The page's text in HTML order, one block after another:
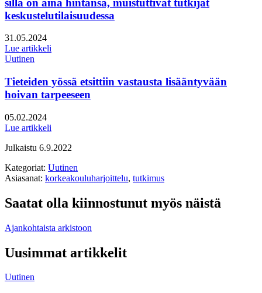
keskustelutilaisuudessa
Julkaistu:
31.05.2024
Lue artikkeli
Uutinen
Tieteiden yössä etsittiin vastausta lisääntyvään
hoivan tarpeeseen
Julkaistu:
05.02.2024
Lue artikkeli
Julkaistu 6.9.2022
Kategoriat: Uutinen
Asiasanat: korkeakouluharjoittelu, tutkimus
Saatat olla kiinnostunut myös näistä
Ajankohtaista arkistoon
Uusimmat artikkelit
Uutinen